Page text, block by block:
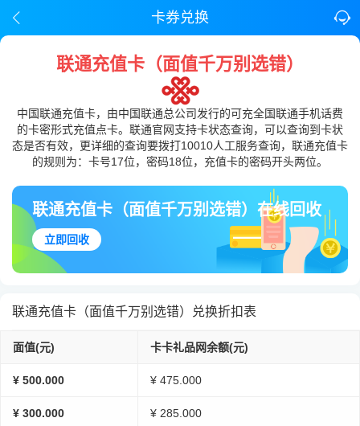
卡券兑换
联通充值卡（面值千万别选错）
中国联通充值卡，由中国联通总公司发行的可充全国联通手机话费
的卡密形式充值点卡。联通官网支持卡状态查询，可以查询到卡状
态是否有效，更详细的查询要拨打10010人工服务查询，联通充值卡
的规则为：卡号17位，密码18位，充值卡的密码开头两位。
联通充值卡（面值千万别选错）在线回收
立即回收
联通充值卡（面值千万别选错）兑换折扣表
面值(元) 卡卡礼品网余额(元)
¥ 500.000 ¥ 475.000
¥ 300.000 ¥ 285.000